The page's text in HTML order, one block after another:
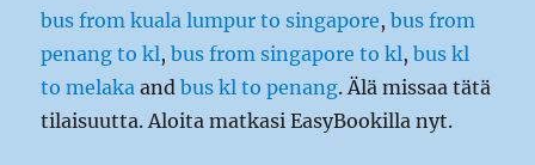
bus from kuala lumpur to singapore,bus from
penang to kl,bus from singapore to kl,bus kl
to melaka andbus kl to penang. Älä missaa tätä
tilaisuutta. Aloita matkasi EasyBookilla nyt.